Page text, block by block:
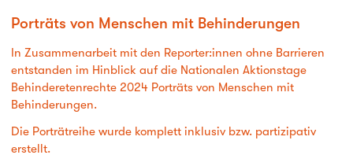
Porträts von Menschen mit Behinderungen
In Zusammenarbeit mit den Reporter:innen ohne Barrieren
entstanden im Hinblick auf die Nationalen Aktionstage
Behinderetenrechte 2024 Porträts von Menschen mit
Behinderungen.
Die Porträtreihe wurde komplett inklusiv bzw. partizipativ
erstellt.